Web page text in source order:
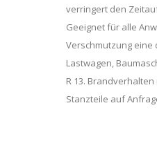
verringert den
Geeignet für alle
Verschmutzung eine
Lastwagen,
R 13.
Stanzteile auf